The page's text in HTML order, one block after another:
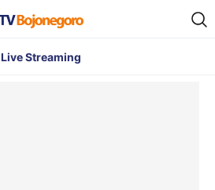
Live Streaming